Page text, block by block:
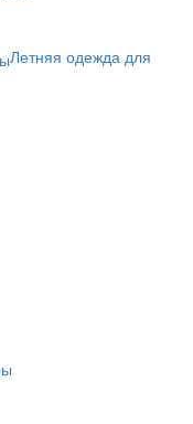
Летняя одежда для